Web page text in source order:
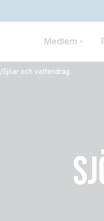
Medlem
/Sjöar och vattendrag